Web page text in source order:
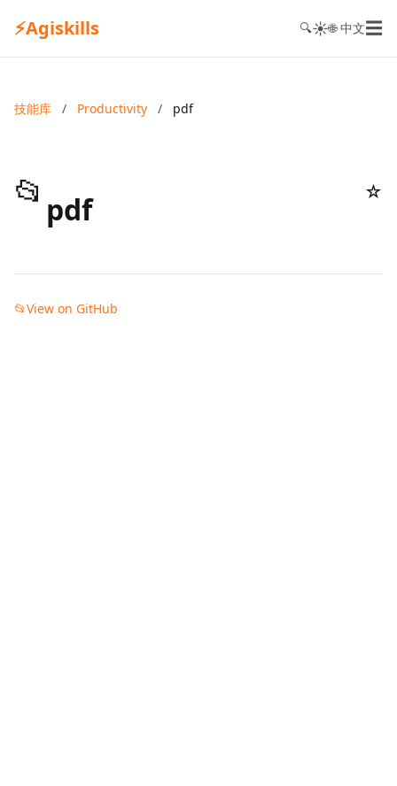
⚡Agiskills 🔍☀️🌐 中文☰
技能库 / Productivity / pdf
📂 pdf ☆
📂View on GitHub